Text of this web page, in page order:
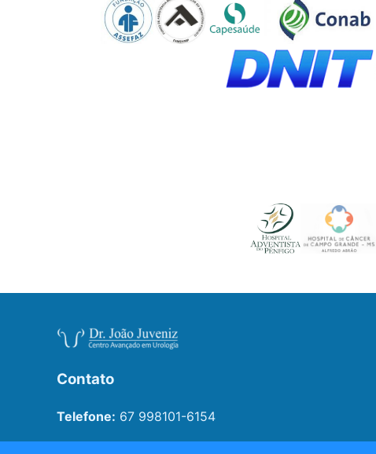
Contato
Telefone: 67 998101-6154